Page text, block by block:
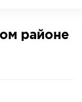
районе